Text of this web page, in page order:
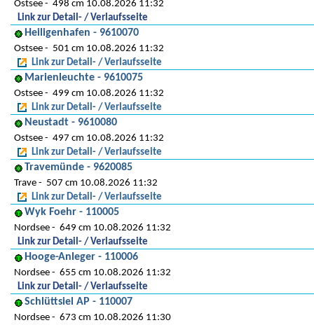
Ostsee
498 cm 10.08.2026 11:32
Link zur Detail- / Verlaufsseite
Heiligenhafen - 9610070
Ostsee
501 cm 10.08.2026 11:32
Link zur Detail- / Verlaufsseite
Marienleuchte - 9610075
Ostsee
499 cm 10.08.2026 11:32
Link zur Detail- / Verlaufsseite
Neustadt - 9610080
Ostsee
497 cm 10.08.2026 11:32
Link zur Detail- / Verlaufsseite
Travemünde - 9620085
Trave
507 cm 10.08.2026 11:32
Link zur Detail- / Verlaufsseite
Wyk Foehr - 110005
Nordsee
649 cm 10.08.2026 11:32
Link zur Detail- / Verlaufsseite
Hooge-Anleger - 110006
Nordsee
655 cm 10.08.2026 11:32
Link zur Detail- / Verlaufsseite
Schlüttsiel AP - 110007
Nordsee 673 cm 10.08.2026 11:30